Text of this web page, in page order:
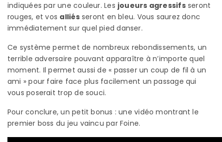
indiquées par une couleur. Les joueurs agressifsseront
rouges, et vos alliésseront en bleu. Vous saurez donc
immédiatement sur quel pied danser.
Ce système permet de nombreux rebondissements, un
terrible adversaire pouvant apparaître à n’importe quel
moment. Il permet aussi de « passer un coup de fil à un
ami » pour faire face plus facilement un passage qui
vous poserait trop de souci.
Pour conclure, un petit bonus : une vidéo montrant le
premier boss du jeu vaincu par Foine.